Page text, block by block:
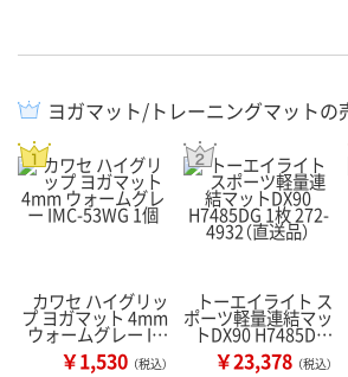
ヨガマット/トレーニングマットの
カワセ ハイグリッ
プ ヨガマット 4mm
ウォームグレー I…
￥1,530 （税込）
トーエイライト ス
ポーツ軽量連結マッ
トDX90 H7485D…
￥23,378 （税込）